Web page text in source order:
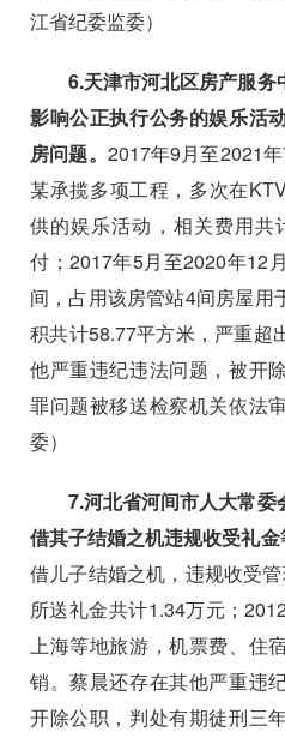
江省纪委监委）
6.天津市河北区房产服
影响公正执行公务的娱乐活
房问题。 2017年9月至2021年
某承揽多项工程，多次在
供的娱乐活动，相关费用共
付； 2017年5月至2020年12
间，占用该房管站4间房屋用
积共计58.77平方米，严重超
他严重违纪违法问题，被开
罪问题被移送检察机关依法
委）
7.河北省河间市人大常
借其子结婚之机违规收受礼金
借儿子结婚之机，违规收受
所送礼金共计1.34万元；
上海等地旅游，机票费、住
销。蔡晨还存在其他严重违
开除公职，判处有期徒刑三